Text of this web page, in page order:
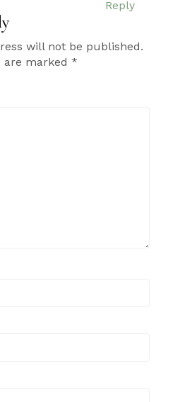
Reply
will not be published.
are marked *